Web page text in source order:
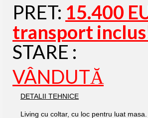
PRET: 15.400
transport
STARE :
VÂNDUTĂ
DETALII TEHNICE
Living cu coltar, cu loc pentru luat masa.